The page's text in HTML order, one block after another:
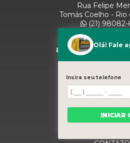
Rua Felipe
Tomás Coelho - Rio
(21) 98082-
(21) 97280-
(11) 93071-
HOME
QUEM
Olá! Fale
Insira seu telefone
INICIAR